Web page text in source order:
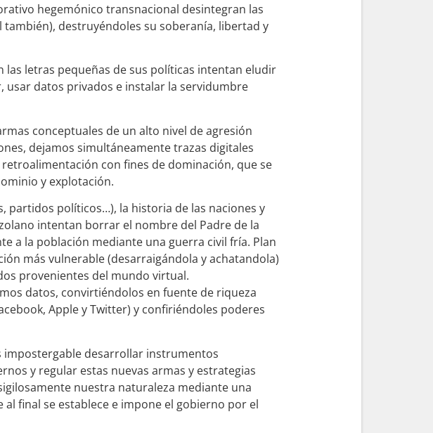
hegemónico transnacional desintegran las
destruyéndoles su soberanía, libertad y
letras pequeñas de sus políticas intentan eludir
datos privados e instalar la servidumbre
conceptuales de un alto nivel de agresión
dejamos simultáneamente trazas digitales
con fines de dominación, que se
y explotación.
partidos políticos…), la historia de las naciones y
intentan borrar el nombre del Padre de la
a la población mediante una guerra civil fría. Plan
más vulnerable (desarraigándola y achatandola)
provenientes del mundo virtual.
datos, convirtiéndolos en fuente de riqueza
Apple y Twitter) y confiriéndoles poderes
impostergable desarrollar instrumentos
y regular estas nuevas armas y estrategias
nuestra naturaleza mediante una
final se establece e impone el gobierno por el